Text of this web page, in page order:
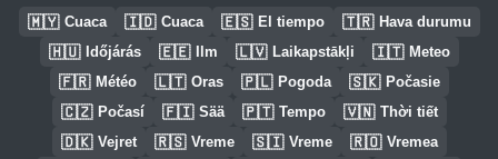
🇲🇾 Cuaca 🇮🇩 Cuaca 🇪🇸 El tiempo 🇹🇷 Hava durumu
🇭🇺 Időjárás 🇪🇪 Ilm 🇱🇻 Laikapstākļi 🇮🇹 Meteo
🇫🇷 Météo 🇱🇹 Oras 🇵🇱 Pogoda 🇸🇰 Počasie
🇨🇿 Počasí 🇫🇮 Sää 🇵🇹 Tempo 🇻🇳 Thời tiết
🇩🇰 Vejret 🇷🇸 Vreme 🇸🇮 Vreme 🇷🇴 Vremea